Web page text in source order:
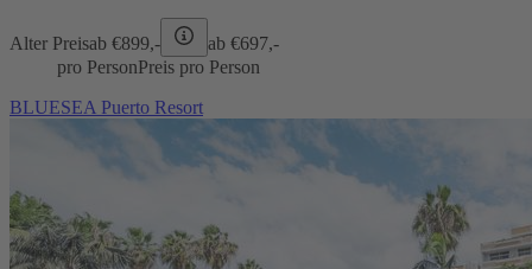
Alter Preisab €899,- ab €697,-
pro PersonPreis pro Person
BLUESEA Puerto Resort